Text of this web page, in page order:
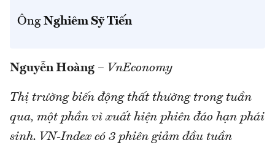
Ông Nghiêm Sỹ Tiến
Nguyễn Hoàng – VnEconomy
Thị trường biến động thất thường trong tuần
qua, một phần vì xuất hiện phiên đáo hạn phái
sinh. VN-Index có 3 phiên giảm đầu tuần